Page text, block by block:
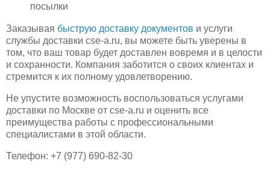
посылки
Заказывая быструю доставку документов и услуги
службы доставки cse-a.ru, вы можете быть уверены в
том, что ваш товар будет доставлен вовремя и в целости
и сохранности. Компания заботится о своих клиентах и
стремится к их полному удовлетворению.
Не упустите возможность воспользоваться услугами
доставки по Москве от cse-a.ru и оценить все
преимущества работы с профессиональными
специалистами в этой области.
Телефон: +7 (977) 690-82-30